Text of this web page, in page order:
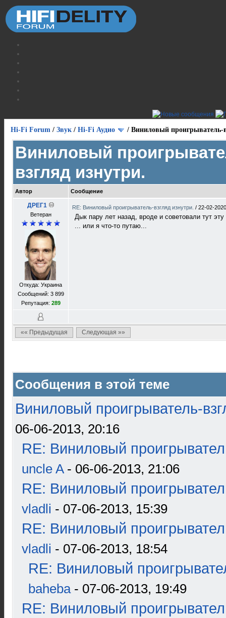
Hi-Fi Forum / Звук / Hi-Fi Аудио / Виниловый проигрыватель-
Виниловый
взгляд изнутри.
Автор Сообщение
ДРЕГ1
Bетеран
Откуда: Украина
Сообщений: 3 899
Репутация: 289
RE: Виниловый проигрыватель-взгляд изнутри. / 22-02-
Дык пару лет назад, вроде и советовали тут эту
... или я что-то путаю...
«« Предыдущая Следующая »»
Сообщения в этой теме
Виниловый проигрыватель-
06-06-2013, 20:16
RE: Виниловый
uncle A- 06-06-2013, 21:06
RE: Виниловый
vladli - 07-06-2013, 15:39
RE: Виниловый
vladli - 07-06-2013, 18:54
RE: Виниловый
baheba- 07-06-2013, 19:49
RE: Виниловый